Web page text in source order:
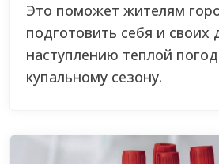
Это поможет жителям
подготовить себя и своих
наступлению теплой
купальному сезону.